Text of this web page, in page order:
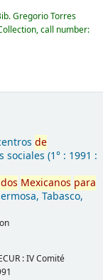
Gregorio Torres
call number:
de
sociales (1° : 1991 :
Mexicanos para
Tabasco,
: IV Comité